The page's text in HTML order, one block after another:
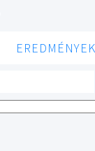
EREDMÉNYEK